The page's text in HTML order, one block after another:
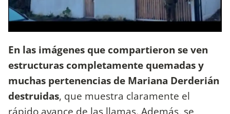
En las imágenes que compartieron se ven
estructuras completamente quemadas y
muchas pertenencias de Mariana Derderián
destruidas, que muestra claramente el
rápido avance de las llamas. Además, se